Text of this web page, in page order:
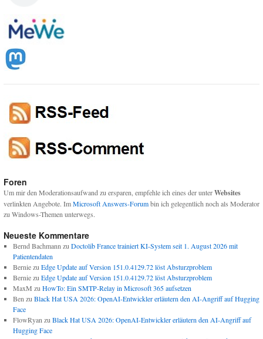
Foren
Um mir den Moderationsaufwand zu ersparen, empfehle ich eines der unterWebsites
verlinkten Angebote. ImMicrosoft Answers-Forumbin ich gelegentlich noch als Moderator
zu Windows-Themen unterwegs.
Neueste Kommentare
Bernd Bachmann zu Doctolib France trainiert KI-System seit 1. August 2026 mit
Patientendaten
Berniezu Edge Update auf Version 151.0.4129.72 löst Absturzproblem
Berniezu Edge Update auf Version 151.0.4129.72 löst Absturzproblem
MaxM zu HowTo: Ein SMTP-Relay in Microsoft 365 aufsetzen
Ben zu Black Hat USA 2026: OpenAI-Entwickler erläutern den AI-Angriff auf Hugging
Face
FlowRyan zu Black Hat USA 2026: OpenAI-Entwickler erläutern den AI-Angriff auf
Hugging Face